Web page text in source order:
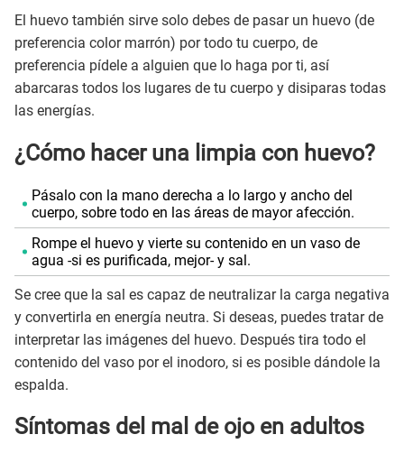
El huevo también sirve solo debes de pasar un huevo (de
preferencia color marrón) por todo tu cuerpo, de
preferencia pídele a alguien que lo haga por ti, así
abarcaras todos los lugares de tu cuerpo y disiparas todas
las energías.
¿Cómo hacer una limpia con huevo?
Pásalo con la mano derecha a lo largo y ancho del
cuerpo, sobre todo en las áreas de mayor afección.
Rompe el huevo y vierte su contenido en un vaso de
agua -si es purificada, mejor- y sal.
Se cree que la sal es capaz de neutralizar la carga negativa
y convertirla en energía neutra. Si deseas, puedes tratar de
interpretar las imágenes del huevo. Después tira todo el
contenido del vaso por el inodoro, si es posible dándole la
espalda.
Síntomas del mal de ojo en adultos